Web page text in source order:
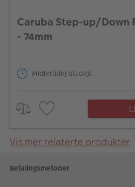
Caruba Step-up/Down
- 74mm
Midlertidig utsolgt
Vis mer relaterte produkter
Betalingsmetoder